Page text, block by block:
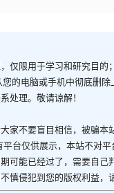
仅限用于学习和研究目
的电脑或手机中彻底删
处理。敬请谅解！
家不要盲目相信，被骗
台仅供展示，本站不对
可能已经过了，需要自
慎侵犯到您的版权利益，